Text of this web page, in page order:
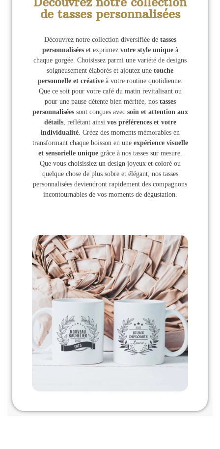
de tasses personnalisées
Découvrez notre collection diversifiée de tasses
personnaliséeset exprimez votre style uniqueà
chaque gorgée. Choisissez parmi une variété de designs
soigneusement élaborés et ajoutez une touche
personnelle et créativeà votre routine quotidienne.
Que ce soit pour votre café du matin revitalisant ou
pour une pause détente bien méritée, nos tasses
personnaliséessont conçues avec soin et attention aux
détails, reflétant ainsi vos préférences et votre
individualité. Créez des moments mémorables en
transformant chaque boisson en une expérience visuelle
et sensorielle uniquegrâce à nos tasses sur mesure.
Que vous choisissiez un design joyeux et coloré ou
quelque chose de plus sobre et élégant, nos tasses
personnalisées deviendront rapidement des compagnons
incontournables de vos moments de dégustation.